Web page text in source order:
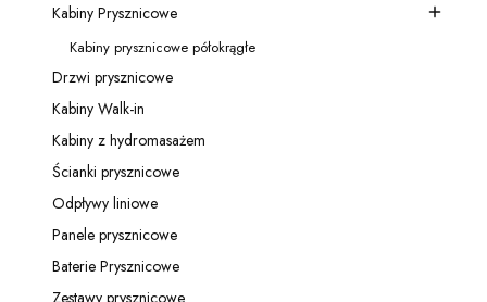
Kategoria - Kabiny Prysznicowe
Kabiny Prysznicowe
Kategoria - Kabiny prysznicowe półokrągłe
Kabiny prysznicowe półokrągłe
Kategoria - Drzwi prysznicowe
Drzwi prysznicowe
Kategoria - Kabiny Walk-in
Kabiny Walk-in
Kategoria - Kabiny z hydromasażem
Kabiny z hydromasażem
Kategoria - Ścianki prysznicowe
Ścianki prysznicowe
Kategoria - Odpływy liniowe
Odpływy liniowe
Kategoria - Panele prysznicowe
Panele prysznicowe
Kategoria - Baterie Prysznicowe
Baterie Prysznicowe
Zestawy prysznicowe